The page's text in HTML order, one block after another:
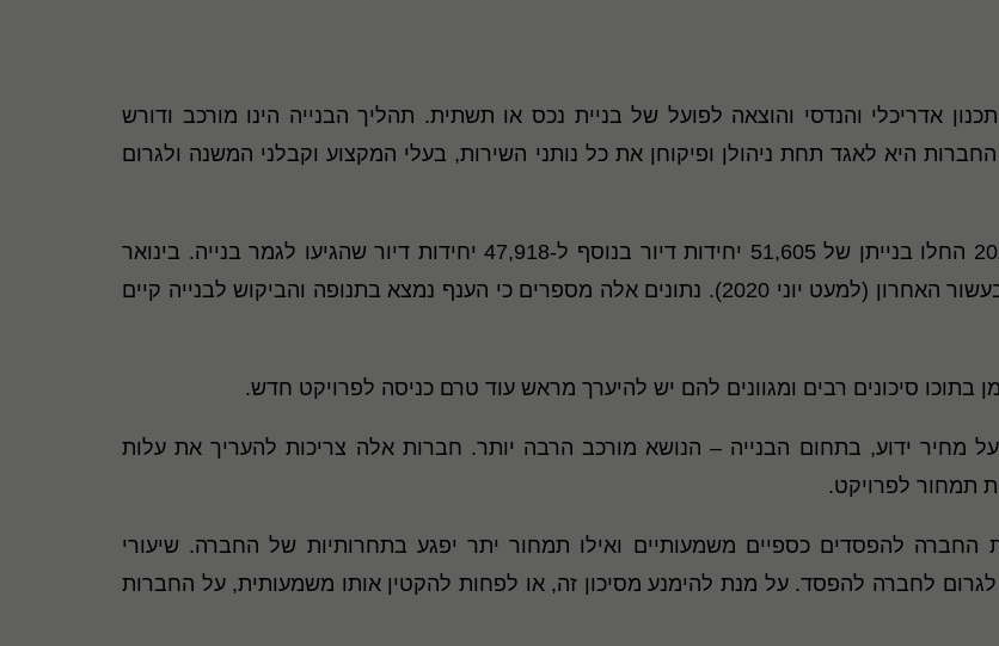
אדריכלי והנדסי והוצאה לפועל של בניית נכס או תשתית. תהליך הבנייה הינו מורכב ודורש
היא לאגד תחת ניהולן ופיקוחן את כל נותני השירות, בעלי המקצוע וקבלני המשנה ולגרום
על פי דיווח הלשכה המרכזית לסטטיסטיקה, בשנת 2020 החלו בנייתן של 51,605 יחידות דיור בנוסף ל-47,918 יחידות דיור שהגיעו לגמר בנייה. בינואר
2021 נמכרו 4,148 דירות חדשות, הנתון הגבוה ביותר בעשור האחרון (למעט יוני 2020). נתונים אלה מספרים כי הענף נמצא בתנופה והביקוש לבנייה קיים
בתוכו סיכונים רבים ומגוונים להם יש להיערך מראש עוד טרם כניסה לפרויקט חדש.
מחיר ידוע, בתחום הבנייה – הנושא מורכב הרבה יותר. חברות אלה צריכות להעריך את עלות
תמחור לפרויקט.
החברה להפסדים כספיים משמעותיים ואילו תמחור יתר יפגע בתחרותיות של החברה. שיעורי
לגרום לחברה להפסד. על מנת להימנע מסיכון זה, או לפחות להקטין אותו משמעותית, על החברות